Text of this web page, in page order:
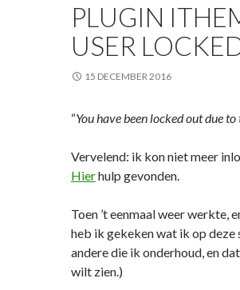
PLUGIN
USER
15 DECEMBER 2016
“You have been locked out due
Vervelend: ik kon niet meer
Hierhulp gevonden.
Toen ’t eenmaal weer werkte,
heb ik gekeken wat ik op deze
andere die ik onderhoud, en
wilt zien.)